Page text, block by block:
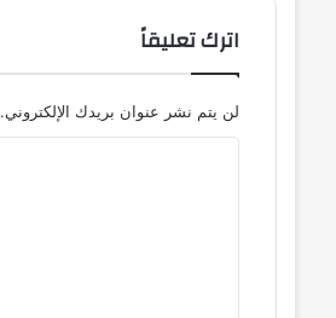
اترك تعليقاً
لن يتم نشر عنوان بريدك الإلكتروني.